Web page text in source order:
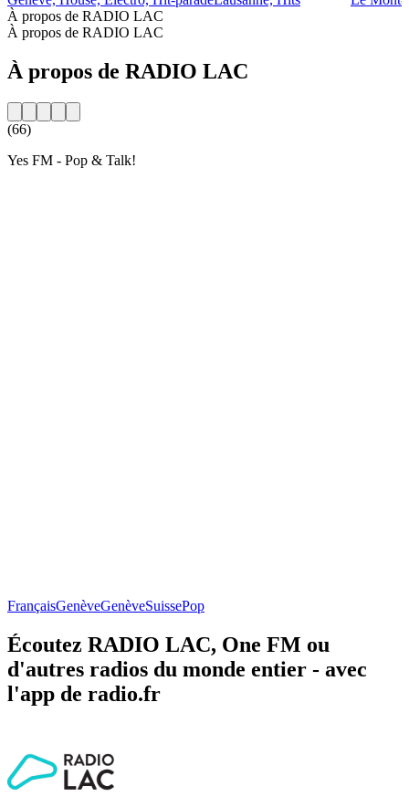
À propos de RADIO LAC
À propos de RADIO LAC
À propos de RADIO LAC
(66)
Yes FM - Pop & Talk!
FrançaisGenèveGenèveSuissePop
Écoutez RADIO LAC, One FM ou
d'autres radios du monde entier - avec
l'app de radio.fr